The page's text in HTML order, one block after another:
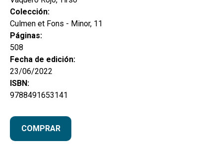
Colección:
Culmen et Fons - Minor, 11
Páginas:
508
Fecha de edición:
23/06/2022
ISBN:
9788491653141
COMPRAR